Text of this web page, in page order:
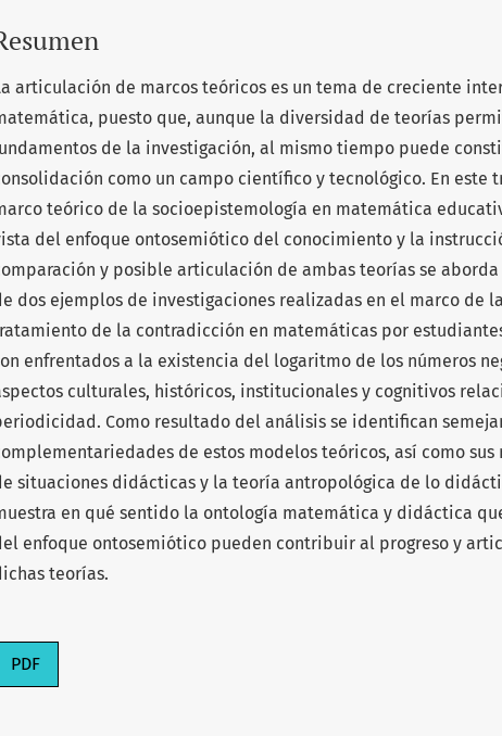
articulación de marcos teóricos es un tema de creciente
puesto que, aunque la diversidad de teorías
de la investigación, al mismo tiempo puede
como un campo científico y tecnológico. En este
teórico de la socioepistemología en matemática
del enfoque ontosemiótico del conocimiento y la
y posible articulación de ambas teorías se
dos ejemplos de investigaciones realizadas en el marco de
de la contradicción en matemáticas por
enfrentados a la existencia del logaritmo de los números
culturales, históricos, institucionales y cognitivos
Como resultado del análisis se identifican
de estos modelos teóricos, así como
situaciones didácticas y la teoría antropológica de lo
en qué sentido la ontología matemática y didáctica
enfoque ontosemiótico pueden contribuir al progreso y
teorías.
PDF